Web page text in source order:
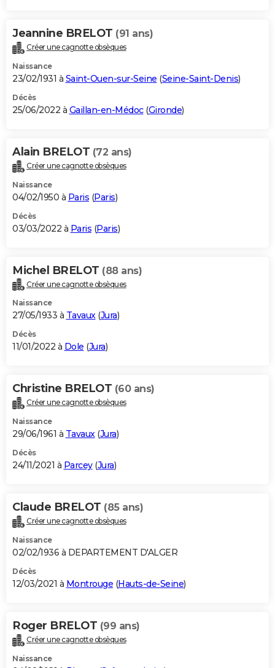
Jeannine BRELOT (91 ans)
Créer une cagnotte obsèques
Naissance
23/02/1931 à Saint-Ouen-sur-Seine (Seine-Saint-Denis)
Décès
25/06/2022 à Gaillan-en-Médoc(Gironde)
Alain BRELOT (72 ans)
Créer une cagnotte obsèques
Naissance
04/02/1950 à Paris (Paris)
Décès
03/03/2022 à Paris (Paris)
Michel BRELOT (88 ans)
Créer une cagnotte obsèques
Naissance
27/05/1933 à Tavaux(Jura)
Décès
11/01/2022 à Dole (Jura)
Christine BRELOT (60 ans)
Créer une cagnotte obsèques
Naissance
29/06/1961 à Tavaux(Jura)
Décès
24/11/2021 à Parcey(Jura)
Claude BRELOT (85 ans)
Créer une cagnotte obsèques
Naissance
02/02/1936 à DEPARTEMENT D'ALGER
Décès
12/03/2021 à Montrouge (Hauts-de-Seine)
Roger BRELOT (99 ans)
Créer une cagnotte obsèques
Naissance